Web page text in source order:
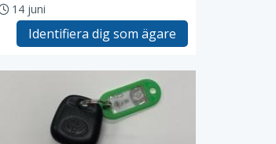
14 juni
Identifiera dig som ägare